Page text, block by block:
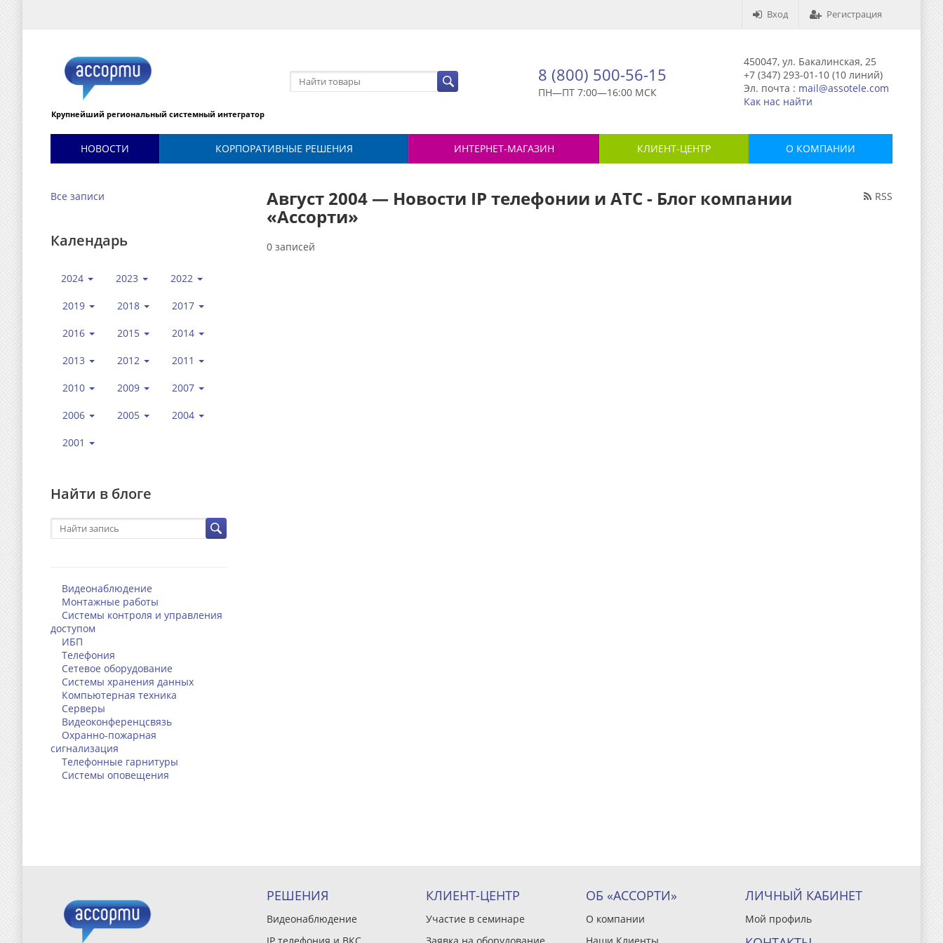
Вход Регистрация
Крупнейший региональный системный интегратор
8 (800) 500-56-15
ПН—ПТ 7:00—16:00 МСК
450047, ул. Бакалинская, 25
+7 (347) 293-01-10 (10 линий)
Эл. почта : mail@assotele.com
Как нас найти
НОВОСТИ КОРПОРАТИВНЫЕ РЕШЕНИЯ ИНТЕРНЕТ-МАГАЗИН КЛИЕНТ-ЦЕНТР О КОМПАНИИ
Все записи
Календарь
2024 2023 2022
2019 2018 2017
2016 2015 2014
2013 2012 2011
2010 2009 2007
2006 2005 2004
2001
Найти в блоге
Видеонаблюдение
Монтажные работы
Системы контроля и управления
доступом
ИБП
Телефония
Сетевое оборудование
Системы хранения данных
Компьютерная техника
Серверы
Видеоконференцсвязь
Охранно-пожарная
сигнализация
Телефонные гарнитуры
Системы оповещения
RSS
Август 2004 — Новости IP телефонии и АТС - Блог компании
«Ассорти»
0 записей
РЕШЕНИЯ
Видеонаблюдение
КЛИЕНТ-ЦЕНТР
Участие в семинаре
ОБ «АССОРТИ»
О компании
ЛИЧНЫЙ КАБИНЕТ
Мой профиль